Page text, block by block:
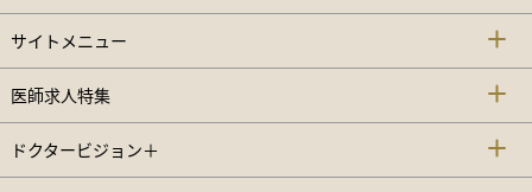
サイトメニュー
医師求人特集
ドクタービジョン＋